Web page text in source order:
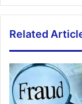
Related